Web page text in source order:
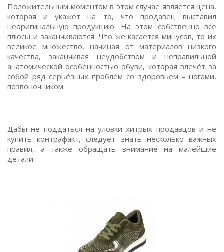
Положительным моментом в этом случае является цена,
которая и укажет на то, что продавец выставил
неоригинальную продукцию. На этом собственно все
плюсы и заканчиваются. Что же касается минусов, то их
великое множество, начиная от материалов низкого
качества, заканчивая неудобством и неправильной
анатомической особенностью обуви, которая влечёт за
собой ряд серьёзных проблем со здоровьем – ногами,
позвоночником.
Дабы не поддаться на уловки хитрых продавцов и не
купить контрафакт, следует знать несколько важных
правил, а также обращать внимание на малейшие
детали.